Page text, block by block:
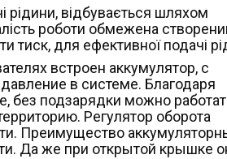
рідини, відбувається шляхом
роботи обмежена
тиск, для ефективної подачі
встроен аккумулятор, с
в системе. Благодаря
без подзарядки можно
Регулятор оборота
Преимущество
Да же при открытой крышке